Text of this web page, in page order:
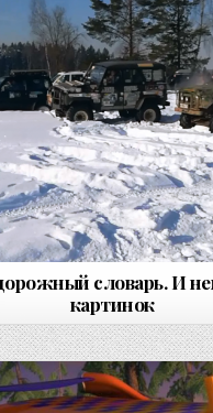
словарь. И
картинок